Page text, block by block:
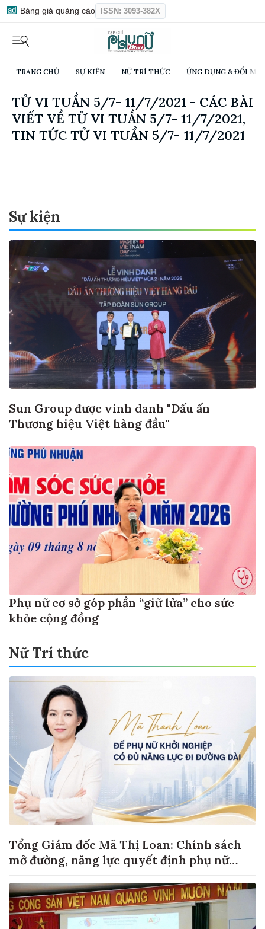
Bảng giá quảng cáo ISSN: 3093-382X
TRANG CHỦ SỰ KIỆN NỮ TRÍ THỨC ỨNG DỤNG & ĐỔI
TỬ VI TUẦN 5/7- 11/7/2021 - CÁC BÀI
VIẾT VỀ TỬ VI TUẦN 5/7- 11/7/2021,
TIN TỨC TỬ VI TUẦN 5/7- 11/7/2021
Sự kiện
Sun Group được vinh danh "Dấu ấn
Thương hiệu Việt hàng đầu"
Phụ nữ cơ sở góp phần “giữ lửa” cho sức
khỏe cộng đồng
Nữ Trí thức
Tổng Giám đốc Mã Thị Loan: Chính sách
mở đường, năng lực quyết định phụ nữ